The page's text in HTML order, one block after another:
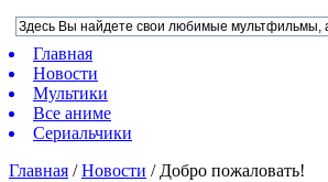
Главная
Новости
Мультики
Все аниме
Сериальчики
Главная /Новости / Добро пожаловать!